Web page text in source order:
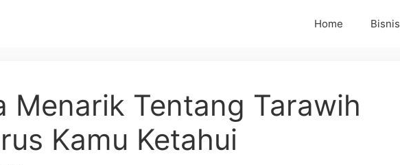
Home Bisnis
Menarik Tentang Tarawih
Kamu Ketahui